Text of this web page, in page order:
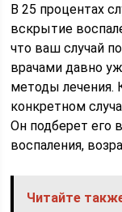
В 25 процентах
вскрытие
что ваш случай
врачами давно
методы лечения.
конкретном
Он подберет его
воспаления,
Читайте